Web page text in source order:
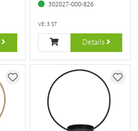
302027-000-826
VE: 3 ST
Details